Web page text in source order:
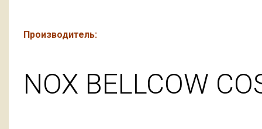
Производитель:
NOX BELLCOW